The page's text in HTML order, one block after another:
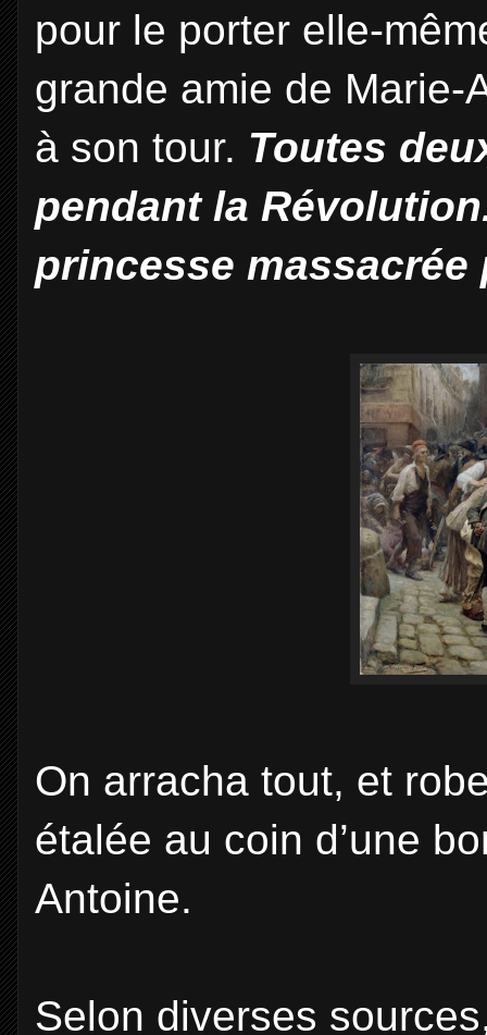
pour le porter elle-
grande amie de Marie-
à son tour. Toutes
pendant la
princesse massacrée
On arracha tout, et
étalée au coin d’une
Antoine.
Selon diverses